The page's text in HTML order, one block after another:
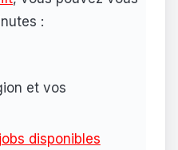
:
et vos
disponibles